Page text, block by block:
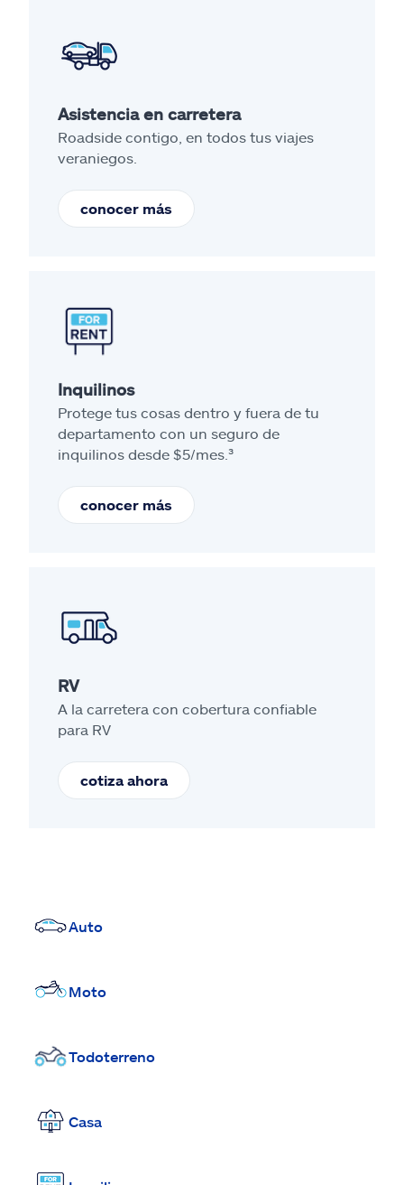
Asistencia en carretera
Roadside contigo, en todos tus viajes
veraniegos.
conocer más
Inquilinos
Protege tus cosas dentro y fuera de tu
departamento con un seguro de
inquilinos desde $5/mes.³
conocer más
RV
A la carretera con cobertura confiable
para RV
cotiza ahora
Auto
Moto
Todoterreno
Casa